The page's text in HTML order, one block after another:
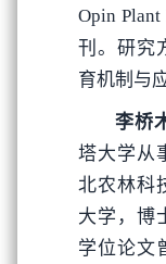
Opin
刊。研究
育机制与
李桥
塔大学从
北农林科
大学，博
学位论文